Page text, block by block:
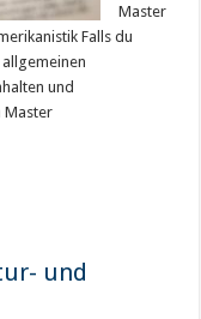
Master
Falls du
und
Master
und